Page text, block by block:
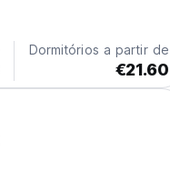
Dormitórios a partir de
€21.60